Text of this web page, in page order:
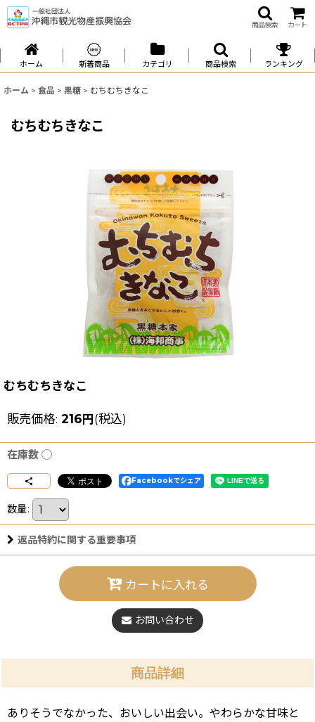
商品検索 カート
ホーム 新着商品 カテゴリ 商品検索 ランキング
ホーム > 食品 > 黒糖 > むちむちきなこ
むちむちきなこ
むちむちきなこ
販売価格: 216円(税込)
在庫数 ◯
Facebookでシェア
数量:
返品特約に関する重要事項
カートに入れる
お問い合わせ
商品詳細
ありそうでなかった、おいしい出会い。やわらかな甘味と